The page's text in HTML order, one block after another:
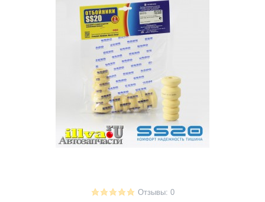
Отзывы: 0